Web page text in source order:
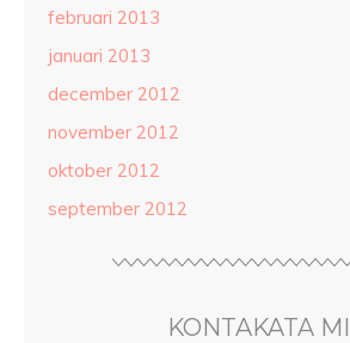
februari 2013
januari 2013
december 2012
november 2012
oktober 2012
september 2012
KONTAKATA